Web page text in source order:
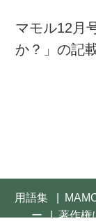
マモル12月
か？」の記
用語集
ー
著作権